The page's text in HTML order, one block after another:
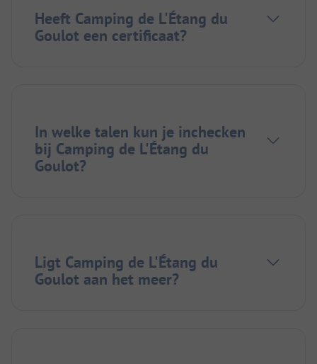
Heeft Camping de L'Étang du
Goulot een certificaat?
In welke talen kun je inchecken
bij Camping de L'Étang du
Goulot?
Ligt Camping de L'Étang du
Goulot aan het meer?